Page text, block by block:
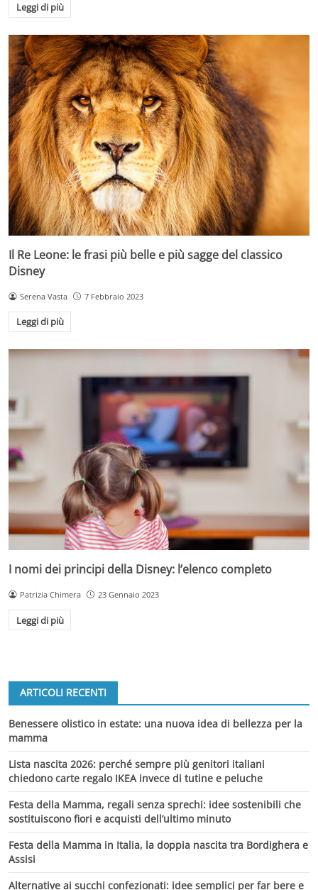
Leggi di più
Il Re Leone: le frasi più belle e più sagge del classico
Disney
Serena Vasta 7 Febbraio 2023
Leggi di più
I nomi dei principi della Disney: l’elenco completo
Patrizia Chimera 23 Gennaio 2023
Leggi di più
ARTICOLI RECENTI
Benessere olistico in estate: una nuova idea di bellezza per la
mamma
Lista nascita 2026: perché sempre più genitori italiani
chiedono carte regalo IKEA invece di tutine e peluche
Festa della Mamma, regali senza sprechi: idee sostenibili che
sostituiscono fiori e acquisti dell’ultimo minuto
Festa della Mamma in Italia, la doppia nascita tra Bordighera e
Assisi
Alternative ai succhi confezionati: idee semplici per far bere e